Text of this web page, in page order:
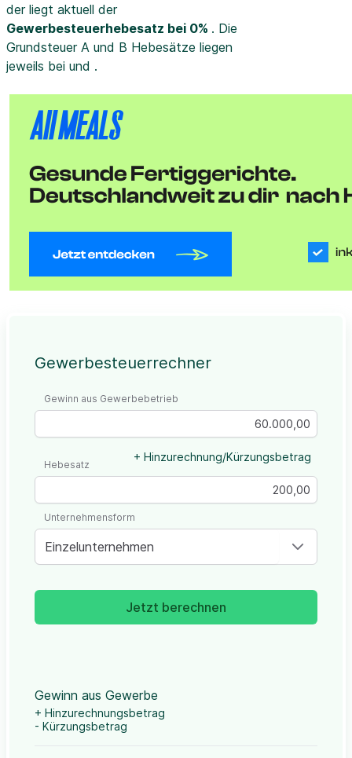
der liegt aktuell der
Gewerbesteuerhebesatz bei 0% . Die
Grundsteuer A und B Hebesätze liegen
jeweils bei und .
Gewerbesteuerrechner
Gewinn aus Gewerbebetrieb
+ Hinzurechnung/Kürzungsbetrag
Hebesatz
Einzelunternehmen
Unternehmensform
Jetzt berechnen
Gewinn aus Gewerbe
+ Hinzurechnungsbetrag
- Kürzungsbetrag